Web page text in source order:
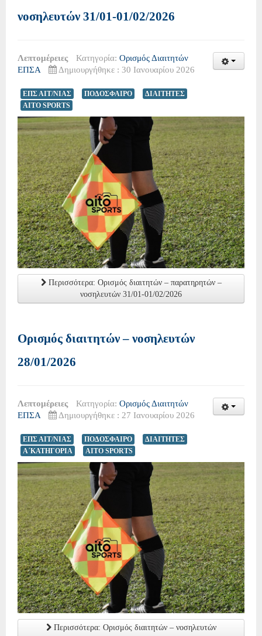
νοσηλευτών 31/01-01/02/2026
Λεπτομέρειες Κατηγορία: Ορισμός Διαιτητών
ΕΠΣΑ
Δημιουργήθηκε : 30 Ιανουαρίου 2026
ΕΠΣ ΑΙΤ/ΝΙΑΣ ΠΟΔΟΣΦΑΙΡΟ
ΔΙΑΙΤΗΤΕΣ
AITO SPORTS
Περισσότερα: Ορισμός διαιτητών – παρατηρητών –
νοσηλευτών 31/01-01/02/2026
Ορισμός διαιτητών – νοσηλευτών
28/01/2026
Λεπτομέρειες Κατηγορία: Ορισμός Διαιτητών
ΕΠΣΑ
Δημιουργήθηκε : 27 Ιανουαρίου 2026
ΕΠΣ ΑΙΤ/ΝΙΑΣ ΠΟΔΟΣΦΑΙΡΟ
ΔΙΑΙΤΗΤΕΣ
Α΄ΚΑΤΗΓΟΡΙΑ
AITO SPORTS
Περισσότερα: Ορισμός διαιτητών – νοσηλευτών